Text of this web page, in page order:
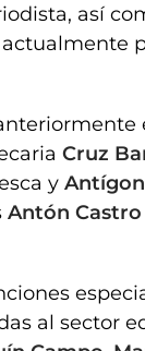
así
Cruz
y
Antón Castro
al sector